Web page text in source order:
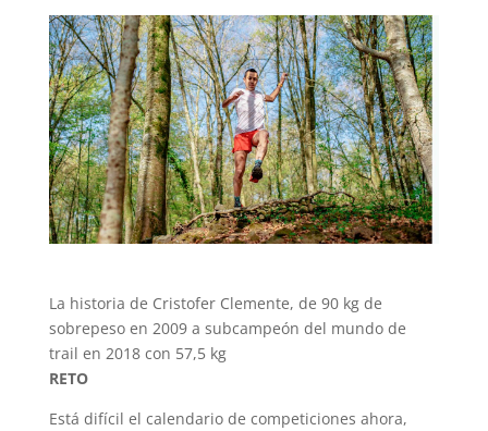
La historia de Cristofer Clemente, de 90 kg de
sobrepeso en 2009 a subcampeón del mundo de
trail en 2018 con 57,5 kg
RETO
Está difícil el calendario de competiciones ahora,